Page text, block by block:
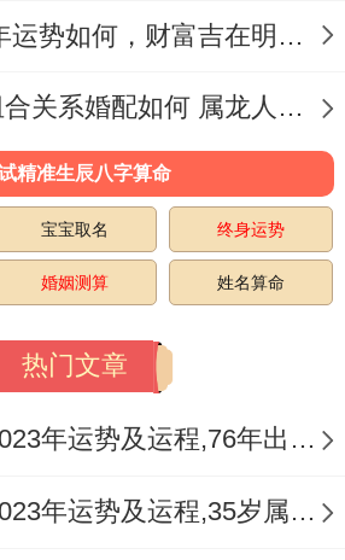
年还也许是儿女“添
喜】则大概带来桃花运的
适合的伴侣！
想进一步加强感情宫顺遂
朋友们,行尝试2025年频繁
、寓意单身者早日觅得良
缘跟美...
76年属龙2025年运势如何，财富吉在明凶在暗
属龙与属猪的组合关系婚配如何 属龙人最佳属相生肖婚配表
精准生辰八字算命
宝宝取名 终身运势
婚姻测算 姓名算命
热门文章
1976年属龙人2023年运势及运程,76年出生的47岁生肖龙2023年每月运势详解
1988年属龙女2023年运势及运程,35岁属龙人2023全年每月运势女性如何